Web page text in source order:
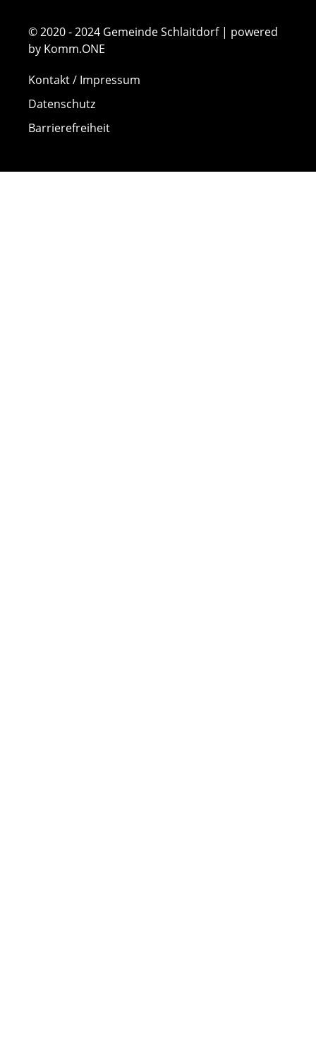
© 2020 - 2024 Gemeinde Schlaitdorf | powered
by Komm.ONE
Kontakt / Impressum
Datenschutz
Barrierefreiheit